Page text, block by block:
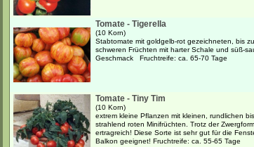
Tomate - Tigerella
(10 Korn)
Stabtomate mit goldgelb-rot gezeichneten, bis
schweren Früchten mit harter Schale und süß-
Geschmack Fruchtreife: ca. 65-70 Tage
Tomate - Tiny Tim
(10 Korn)
extrem kleine Pflanzen mit kleinen, rundlichen
strahlend roten Minifrüchten. Trotz der
ertragreich! Diese Sorte ist sehr gut für die
Balkon geeignet! Fruchtreife: ca. 55-65 Tage